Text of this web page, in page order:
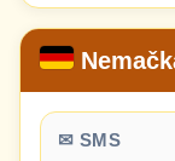
✉ SMS